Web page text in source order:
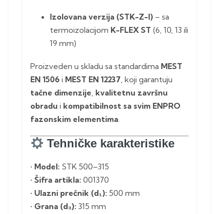
Izolovana verzija (STK-Z-I) – sa
termoizolacijom K-FLEX ST (6, 10, 13 ili
19 mm)
Proizveden u skladu sa standardima MEST
EN 1506 i MEST EN 12237, koji garantuju
tačne dimenzije, kvalitetnu završnu
obradu i kompatibilnost sa svim ENPRO
fazonskim elementima.
Tehničke karakteristike
• Model: STK 500–315
• Šifra artikla: 001370
• Ulazni prečnik (d₁): 500 mm
• Grana (d₃): 315 mm